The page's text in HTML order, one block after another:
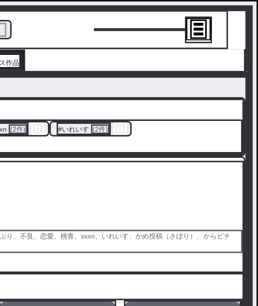
作品
(2件) #いれいす (2件)
、不良、恋愛、桃青、sxxn、いれいす、かめ投稿（さぼり）、からピチ